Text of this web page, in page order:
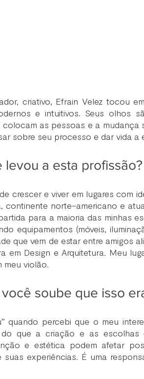
criativo, Efrain Velez tocou
e intuitivos. Seus olhos
colocam as pessoas e a mudança
sobre seu processo e dar vida a
levou a esta profissão?
crescer e viver em lugares com
continente norte-americano e
para a maioria das minhas
equipamentos (móveis,
que vem de estar entre amigos
em Design e Arquitetura. Meu
meu violão.
soube que isso
quando percebi que o meu
do que a criação e as
e estética podem afetar
suas experiências. É uma